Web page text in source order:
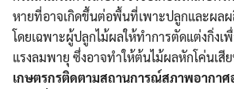
หายที่อาจเกิดขึ้นต่อพื้นที่เพาะปลูกและผลผ
โดยเฉพาะผู้ปลูกไม้ผลให้ทำการตัดแต่งกิ่งเ
แรงลมพายุ ซึ่งอาจทำให้ต้นไม้ผลหักโค่นเสี
เกษตรกรติดตามสถานการณ์สภาพอากาศ